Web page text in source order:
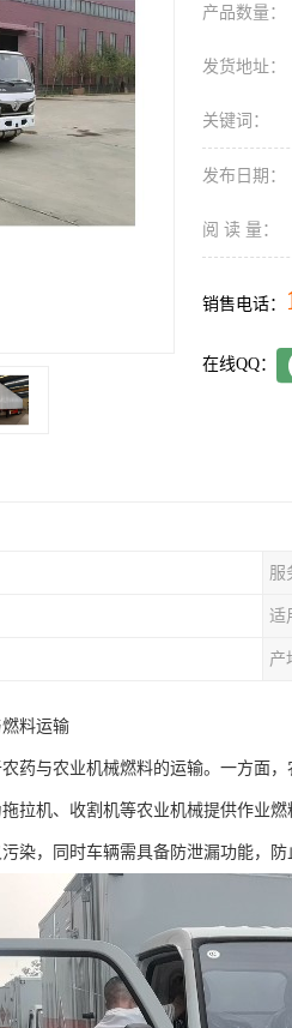
产品数量：
发货地址：
关键词：
发布日期：
阅 读 量：
销售电话：
在线QQ：
服
适
产
料运输​
药与农业机械燃料的运输。一方面
拉机、收割机等农业机械提供作业
染，同时车辆需具备防泄漏功能，